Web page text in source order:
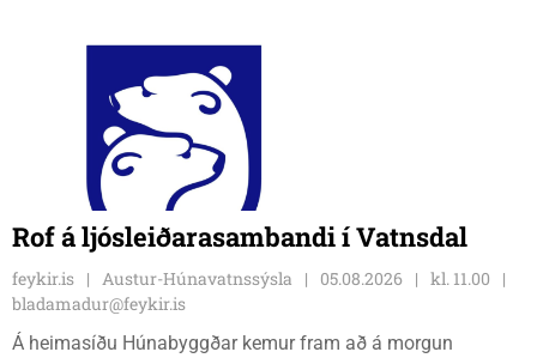
Rof á ljósleiðarasambandi í Vatnsdal
feykir.is Austur-Húnavatnssýsla 05.08.2026
kl. 11.00
bladamadur@feykir.is
Á heimasíðu Húnabyggðar kemur fram að á morgun